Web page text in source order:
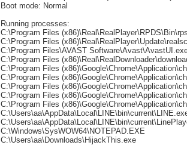
Boot mode: Normal
Running processes:
C:\Program Files
C:\Program Files
C:\Program Files\AVAST
C:\Program Files
C:\Program Files
C:\Program Files
C:\Program Files
C:\Program Files
C:\Program Files
C:\Windows\SysWOW64\NOTEPAD.EXE
C:\Users\aa\Downloads\HijackThis.exe